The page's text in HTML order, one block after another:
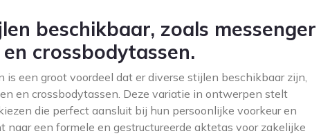
beschikbaar, zoals messenger
crossbodytassen.
is een groot voordeel dat er diverse stijlen beschikbaar zijn,
en crossbodytassen. Deze variatie in ontwerpen stelt
die perfect aansluit bij hun persoonlijke voorkeur en
naar een formele en gestructureerde aktetas voor zakelijke